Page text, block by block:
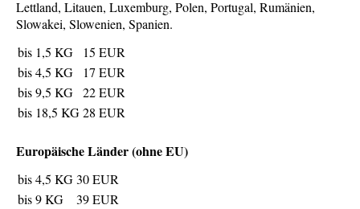
Lettland, Litauen, Luxemburg, Polen, Portugal, Rumänien,
Slowakei, Slowenien, Spanien.
bis 1,5 KG
15 EUR
bis 4,5 KG
17 EUR
bis 9,5 KG 22 EUR
bis 18,5 KG28 EUR
Europäische Länder (ohne EU)
bis 4,5 KG30 EUR
bis 9 KG
39 EUR